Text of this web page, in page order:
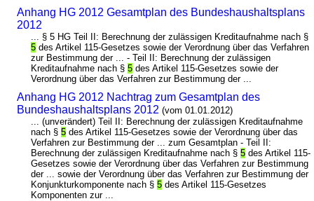
Anhang HG 2012 Gesamtplan des Bundeshaushaltsplans
2012
... § 5 HG Teil II: Berechnung der zulässigen Kreditaufnahme nach §
5 des Artikel 115-Gesetzes sowie der Verordnung über das Verfahren
zur Bestimmung der ... - Teil II: Berechnung der zulässigen
Kreditaufnahme nach §5 des Artikel 115-Gesetzes sowie der
Verordnung über das Verfahren zur Bestimmung der ...
Anhang HG 2012 Nachtrag zum Gesamtplan des
Bundeshaushaltsplans 2012 (vom 01.01.2012)
... (unverändert) Teil II: Berechnung der zulässigen Kreditaufnahme
nach §5 des Artikel 115-Gesetzes sowie der Verordnung über das
Verfahren zur Bestimmung der ... zum Gesamtplan - Teil II:
Berechnung der zulässigen Kreditaufnahme nach §5 des Artikel 115-
Gesetzes sowie der Verordnung über das Verfahren zur Bestimmung
der ... sowie der Verordnung über das Verfahren zur Bestimmung der
Konjunkturkomponente nach §5 des Artikel 115-Gesetzes
Komponenten zur ...